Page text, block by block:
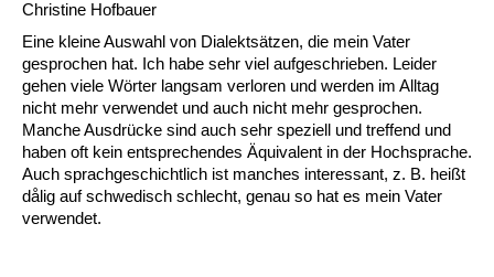
Christine Hofbauer
Eine kleine Auswahl von Dialektsätzen, die mein Vater
gesprochen hat. Ich habe sehr viel aufgeschrieben. Leider
gehen viele Wörter langsam verloren und werden im Alltag
nicht mehr verwendet und auch nicht mehr gesprochen.
Manche Ausdrücke sind auch sehr speziell und treffend und
haben oft kein entsprechendes Äquivalent in der Hochsprache.
Auch sprachgeschichtlich ist manches interessant, z. B. heißt
dålig auf schwedisch schlecht, genau so hat es mein Vater
verwendet.